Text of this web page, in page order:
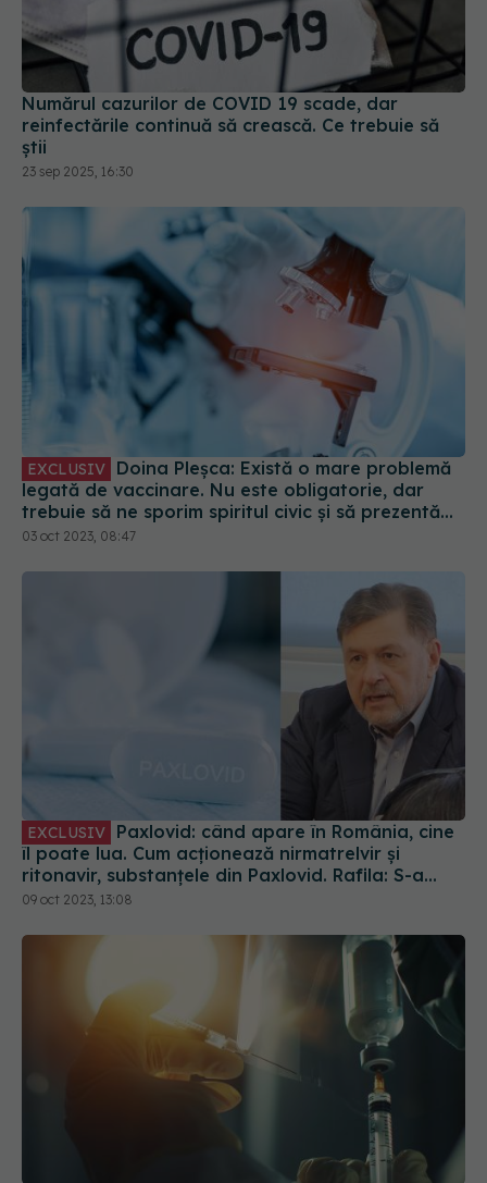
Numărul cazurilor de COVID 19 scade, dar
reinfectările continuă să crească. Ce trebuie să
știi
23 sep 2025, 16:30
EXCLUSIV
legată de vaccinare. Nu este obligatorie, dar
trebuie să ne sporim spiritul civic și să prezentăm
corect minusurile și plusurile fiecărui vaccin
03 oct 2023, 08:47
EXCLUSIV
îl poate lua. Cum acționează nirmatrelvir și
ritonavir, substanțele din Paxlovid. Rafila: S-a
semnat contractul. Va fi disponibil la
09 oct 2023, 13:08